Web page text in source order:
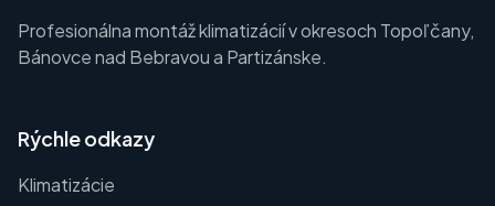
Profesionálna montáž klimatizácií v okresoch Topoľčany,
Bánovce nad Bebravou a Partizánske.
Rýchle odkazy
Klimatizácie